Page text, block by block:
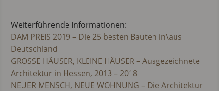
Weiterführende Informationen:
DAM PREIS 2019 – Die 25 besten Bauten in\aus
Deutschland
GROSSE HÄUSER, KLEINE HÄUSER – Ausgezeichnete
Architektur in Hessen, 2013 – 2018
NEUER MENSCH, NEUE WOHNUNG – Die Architektur